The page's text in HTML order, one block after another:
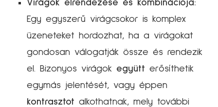
Virágok elrendezése és kombinációja:
Egy egyszerű virágcsokor is komplex
üzeneteket hordozhat, ha a virágokat
gondosan válogatják össze és rendezik
el. Bizonyos virágok együtt erősíthetik
egymás jelentését, vagy éppen
kontrasztot alkothatnak, mely további